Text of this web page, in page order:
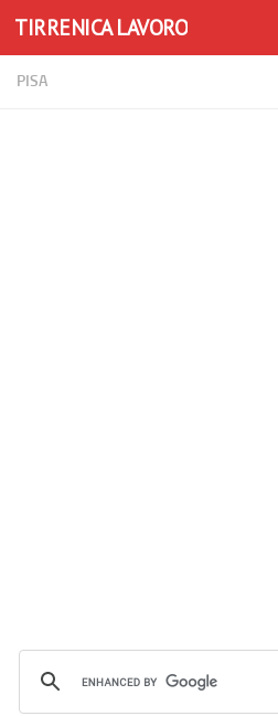
Skip to content
TIRRENICA LAVORO
PISA